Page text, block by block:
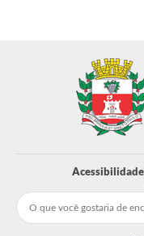
Acessibilidade